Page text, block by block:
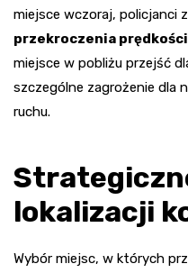
miejsce wczoraj, policjanci
przekroczenia prędkości
miejsce w pobliżu przejść
szczególne zagrożenie dla
ruchu.
lokalizacji
Wybór miejsc, w których